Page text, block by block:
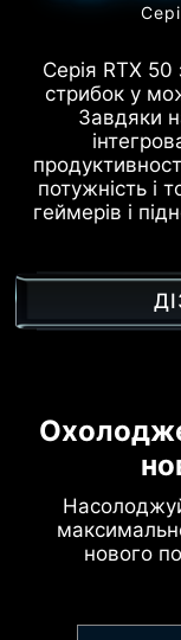
Серія RTX
стрибок у
Завдяки
потужність і
геймерів і
нового